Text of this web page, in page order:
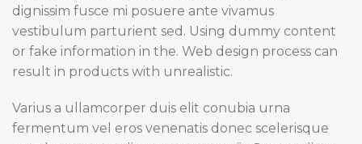
dignissim fusce mi posuere ante vivamus
vestibulum parturient sed. Using dummy content
or fake information in the. Web design process can
result in products with unrealistic.
Varius a ullamcorper duis elit conubia urna
fermentum vel eros venenatis donec scelerisque